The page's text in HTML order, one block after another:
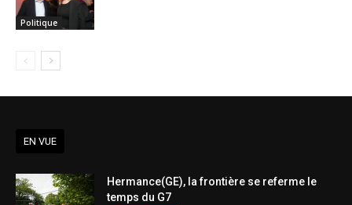
Politique
EN VUE
Hermance(GE), la frontière se referme le
temps du G7